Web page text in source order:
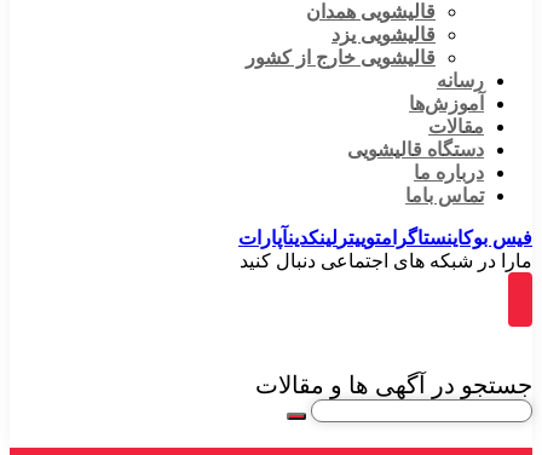
قالیشویی همدان
قالیشویی یزد
قالیشویی خارج از کشور
رسانه
آموزش‌ها
مقالات
دستگاه قالیشویی
درباره ما
تماس باما
فیس بوکاینستاگرامتوییتر لینکدینآپارات
مارا در شبکه های اجتماعی دنبال کنید
جستجو در آگهی ها و مقالات